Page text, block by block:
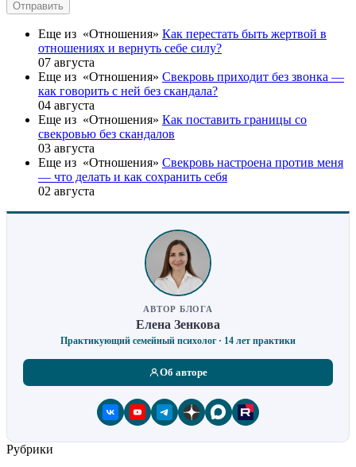
Отправить
Еще из «Отношения» Как перестать быть жертвой в
отношениях и вернуть себе силу?
07 августа
Еще из «Отношения» Свекровь приходит без звонка —
как говорить с ней без скандала?
04 августа
Еще из «Отношения» Как поставить границы со
свекровью без скандалов
03 августа
Еще из «Отношения» Свекровь настроена против меня
— что делать и как сохранить себя
02 августа
АВТОР БЛОГА
Елена Зенкова
Практикующий семейный психолог · 14 лет практики
Об авторе
Рубрики